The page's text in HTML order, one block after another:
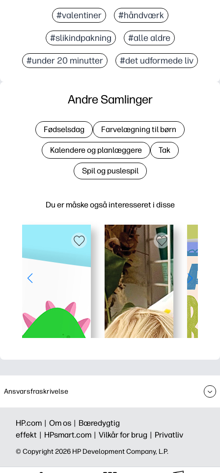
#valentiner #håndværk
#slikindpakning #alle aldre
#under 20 minutter #det udformede liv
Du er måske også interesseret i disse
Andre Samlinger
Fødselsdag Farvelægning til børn
Kalendere og planlæggere Tak
Spil og puslespil
Ansvarsfraskrivelse
HP.com | Om os | Bæredygtig
effekt | HPsmart.com | Vilkår for brug | Privatliv
©️ Copyright 2026 HP Development Company, L.P.